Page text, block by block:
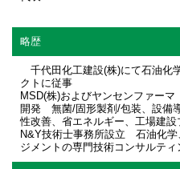
略歴
千代田化工建設(株)にて石油化
クトに従事
MSD(株)およびヤンセンファー
開発 無菌/固形製剤/包装、設備
性改善、省エネルギー、工場建
N&Y技術士事務所設立 石油化学
ジメントの専門技術コンサルティ